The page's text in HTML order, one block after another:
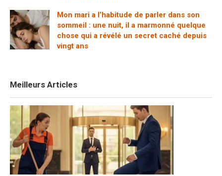
Mon mari a l’habitude de parler dans son
sommeil : une nuit, il a marmonné quelque
chose qui a révélé un secret caché depuis
vingt ans
Meilleurs Articles